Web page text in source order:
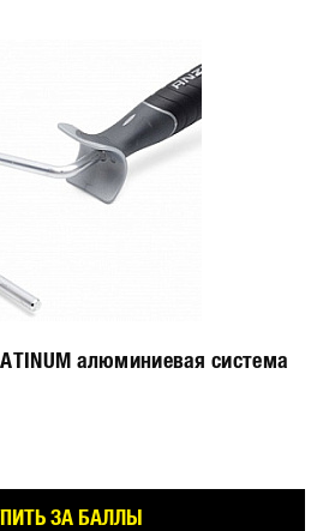
алюминиевая система
ЗА БАЛЛЫ